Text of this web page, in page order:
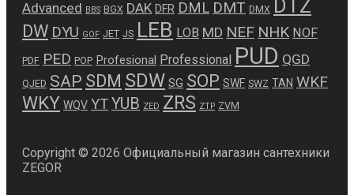
Advanced BBS BGX DAK DFR DML DMT DMX DTZ
DW DYU GOF JET JS LEB LOB MD NEF NHK NOF
PDF PED POP Profesional Professional PUD QGD
QJED SAP SDM SDW SG SOP SWF SWZ TAN WKF
WKY WQV YTYUB ZED ZRS ZTP ZVM
Copyright © 2026 Официальный магазин сантехники
ZEGOR